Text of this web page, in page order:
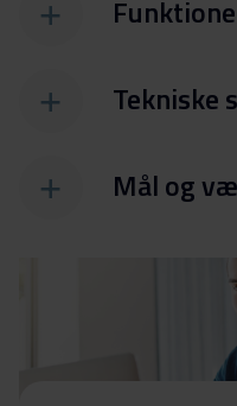
Tekniske
Mål og